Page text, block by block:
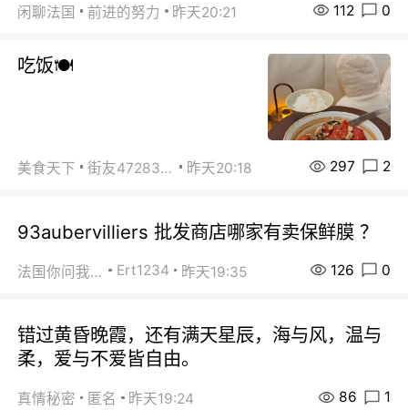
闲聊法国 前进的努力 昨天20:21 112 0
吃饭🍽️
美食天下 街友472838572 昨天20:18 297 2
93aubervilliers 批发商店哪家有卖保鲜膜 ？
法国你问我答 Ert1234 昨天19:35 126 0
错过黄昏晚霞，还有满天星辰，海与风，温与
柔，爱与不爱皆自由。
真情秘密 匿名 昨天19:24 86 1